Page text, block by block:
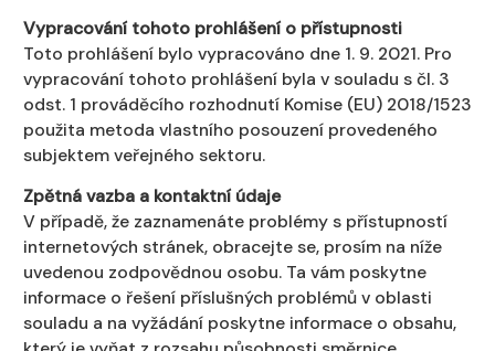
Vypracování tohoto prohlášení o přístupnosti
Toto prohlášení bylo vypracováno dne 1. 9. 2021. Pro
vypracování tohoto prohlášení byla v souladu s čl. 3
odst. 1 prováděcího rozhodnutí Komise (EU) 2018/1523
použita metoda vlastního posouzení provedeného
subjektem veřejného sektoru.
Zpětná vazba a kontaktní údaje
V případě, že zaznamenáte problémy s přístupností
internetových stránek, obracejte se, prosím na níže
uvedenou zodpovědnou osobu. Ta vám poskytne
informace o řešení příslušných problémů v oblasti
souladu a na vyžádání poskytne informace o obsahu,